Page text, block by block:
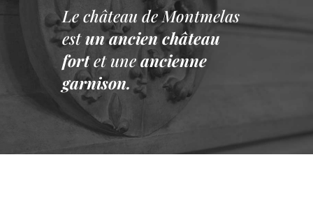
Le château de Montmelas
est un ancien château
fort et une ancienne
garnison.